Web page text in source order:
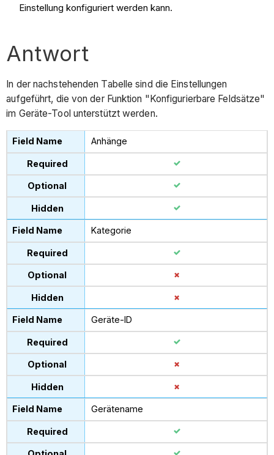
Einstellung konfiguriert werden kann.
Antwort
In der nachstehenden Tabelle sind die Einstellungen
aufgeführt, die von der Funktion "Konfigurierbare Feldsätze"
im Geräte-Tool unterstützt werden.
Anhänge
Kategorie
Geräte-ID
Gerätename